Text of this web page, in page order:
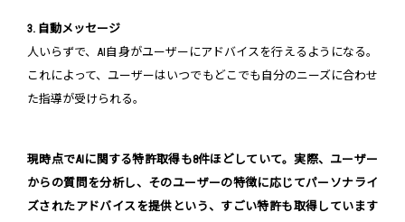
3. 自動メッセージ
人いらずで、AI自身がユーザーにアドバイスを行えるようになる。
これによって、ユーザーはいつでもどこでも自分のニーズに合わせ
た指導が受けられる。
現時点でAIに関する特許取得も8件ほどしていて。実際、ユーザー
からの質問を分析し、そのユーザーの特徴に応じてパーソナライ
ズされたアドバイスを提供という、すごい特許も取得しています